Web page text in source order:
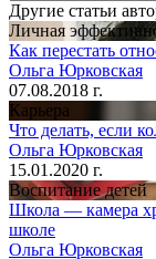
Другие статьи
Личная
Как перестать
Ольга Юрковская
07.08.2018 г.
Карьера
Что делать, если
Ольга Юрковская
15.01.2020 г.
Воспитание детей
Школа — камера
школе
Ольга Юрковская